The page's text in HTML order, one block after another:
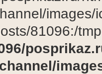
81096:/